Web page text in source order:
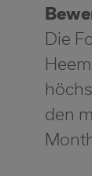
Die
den